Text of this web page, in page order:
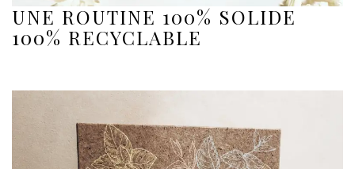
UNE ROUTINE 100% SOLIDE
100% RECYCLABLE